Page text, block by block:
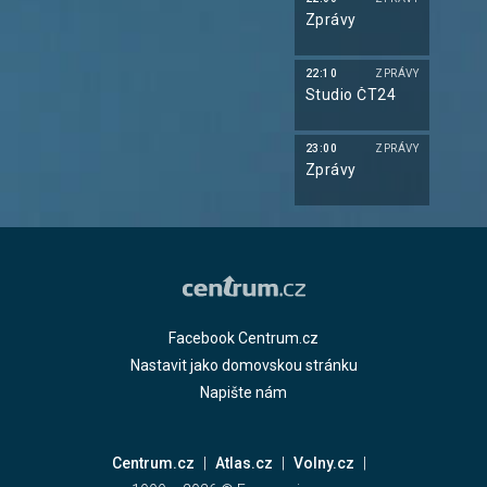
Zprávy
22:10 ZPRÁVY
Studio ČT24
23:00 ZPRÁVY
Zprávy
Facebook Centrum.cz
Nastavit jako domovskou stránku
Napište nám
Centrum.cz Atlas.cz
Volny.cz